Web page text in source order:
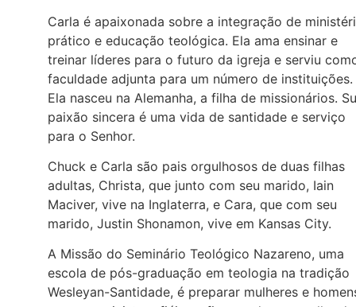
Carla é apaixonada sobre a integração de
prático e educação teológica. Ela ama ensinar e
treinar líderes para o futuro da igreja e serviu
faculdade adjunta para um número de instituições.
Ela nasceu na Alemanha, a filha de missionários.
paixão sincera é uma vida de santidade e serviço
para o Senhor.
Chuck e Carla são pais orgulhosos de duas filhas
adultas, Christa, que junto com seu marido, Iain
Maciver, vive na Inglaterra, e Cara, que com seu
marido, Justin Shonamon, vive em Kansas City.
A Missão do Seminário Teológico Nazareno, uma
escola de pós-graduação em teologia na tradição
Wesleyan-Santidade, é preparar mulheres e